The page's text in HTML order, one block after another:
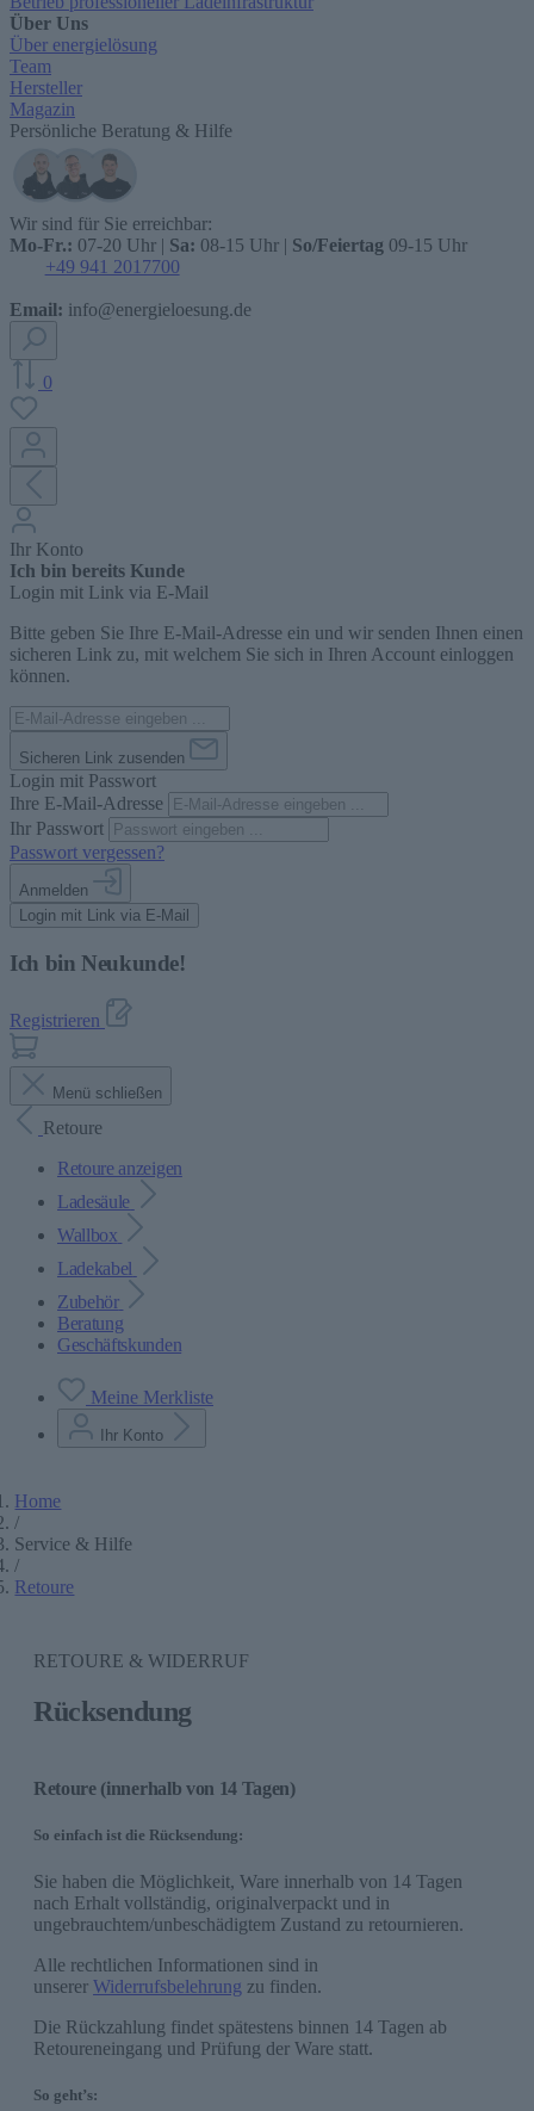
Über Uns
Über energielösung
Team
Hersteller
Magazin
Persönliche Beratung & Hilfe
Wir sind für Sie erreichbar:
Mo-Fr.: 07-20 Uhr | Sa: 08-15 Uhr | So/Feiertag 09-15 Uhr
+49 941 2017700
Email: info@energieloesung.de
0
Ihr Konto
Ich bin bereits Kunde
Login mit Link via E-Mail
Bitte geben Sie Ihre E-Mail-Adresse ein und wir senden Ihnen einen
sicheren Link zu, mit welchem Sie sich in Ihren Account einloggen
können.
Sicheren Link zusenden
Login mit Passwort
Ihre E-Mail-Adresse
Ihr Passwort
Passwort vergessen?
Anmelden
Login mit Link via E-Mail
Ich bin Neukunde!
Registrieren
Menü schließen
Retoure
Retoure anzeigen
Ladesäule
Wallbox
Ladekabel
Zubehör
Beratung
Geschäftskunden
Meine Merkliste
Ihr Konto
Home
/
Service & Hilfe
/
Retoure
RETOURE & WIDERRUF
Rücksendung
Retoure (innerhalb von 14 Tagen)
So einfach ist die Rücksendung:
Sie haben die Möglichkeit, Ware innerhalb von 14 Tagen
nach Erhalt vollständig, originalverpackt und in
ungebrauchtem/unbeschädigtem Zustand zu retournieren.
Alle rechtlichen Informationen sind in
unserer Widerrufsbelehrung zu finden.
Die Rückzahlung findet spätestens binnen 14 Tagen ab
Retoureneingang und Prüfung der Ware statt.
So geht’s: